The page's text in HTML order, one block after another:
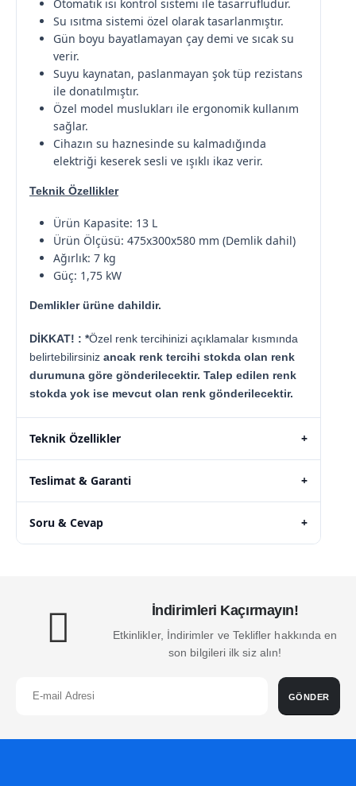
Otomatik ısı kontrol sistemi ile tasarrufludur.
Su ısıtma sistemi özel olarak tasarlanmıştır.
Gün boyu bayatlamayan çay demi ve sıcak su
verir.
Suyu kaynatan, paslanmayan şok tüp rezistans
ile donatılmıştır.
Özel model muslukları ile ergonomik kullanım
sağlar.
Cihazın su haznesinde su kalmadığında
elektriği keserek sesli ve ışıklı ikaz verir.
Teknik Özellikler
Ürün Kapasite: 13 L
Ürün Ölçüsü: 475x300x580 mm (Demlik dahil)
Ağırlık: 7 kg
Güç: 1,75 kW​
Demlikler ürüne dahildir.
DİKKAT! : *Özel renk tercihinizi açıklamalar kısmında
belirtebilirsiniz ancak renk tercihi stokda olan renk
durumuna göre gönderilecektir. Talep edilen renk
stokda yok ise mevcut olan renk gönderilecektir.
Teknik Özellikler +
Teslimat & Garanti +
Soru & Cevap +
İndirimleri Kaçırmayın!
Etkinlikler, İndirimler ve Teklifler hakkında en
son bilgileri ilk siz alın!
GÖNDER